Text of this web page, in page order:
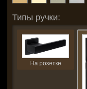
Типы ручки:
На розетке